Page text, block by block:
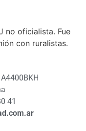
no oficialista. Fue
con ruralistas.
41